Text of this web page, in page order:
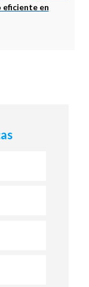
eficiente en